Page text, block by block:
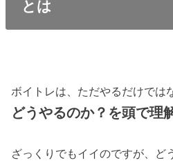
とは
ボイトレは、ただやるだけでは
どうやるのか？を頭で理
ざっくりでもイイのですが、ど